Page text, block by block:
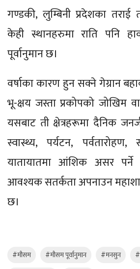
गण्डकी, लुम्बिनी प्रदेशका
केही स्थानहरुमा राति पनि
पूर्वानुमान छ।
वर्षाका कारण हुन सक्ने गेग्रान
भू-क्षय जस्ता प्रकोपको जोखिम
यसबाट ती क्षेत्रहरूमा दैनिक
स्वास्थ्य, पर्यटन,
यातायातमा आंशिक असर पर्ने
आवश्यक सतर्कता अपनाउन
छ।
#मौसम #मौसम पूर्वानुमान #मनसुन